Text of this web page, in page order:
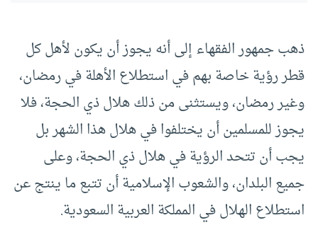
ذهب جمهور الفقهاء إلى أنه يجوز أن يكون لأهل كل
قطر رؤية خاصة بهم في استطلاع الأهلة في رمضان،
وغير رمضان، ويستثنى من ذلك هلال ذي الحجة، فلا
يجوز للمسلمين أن يختلفوا في هلال هذا الشهر بل
يجب أن تتحد الرؤية في هلال ذي الحجة، وعلى
جميع البلدان، والشعوب الإسلامية أن تتبع ما ينتج عن
استطلاع الهلال في المملكة العربية السعودية.